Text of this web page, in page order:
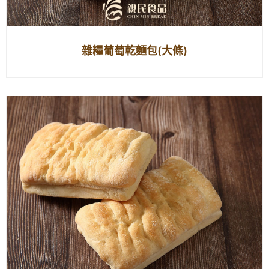
雜糧葡萄乾麵包(大條)